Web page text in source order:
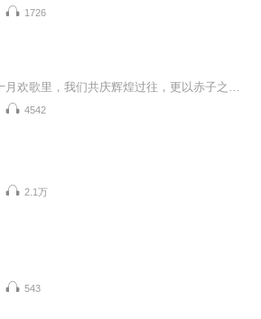
1726
4542
2.1万
543